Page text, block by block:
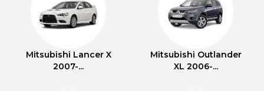
Mitsubishi Lancer X
2007-...
Mitsubishi Outlander
XL 2006-...